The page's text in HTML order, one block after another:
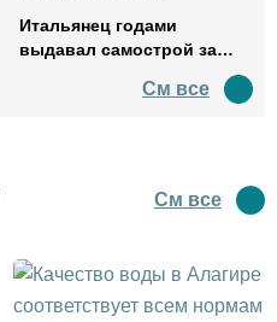
Итальянец годами
выдавал самострой за
водил туда туристов
См все
См все